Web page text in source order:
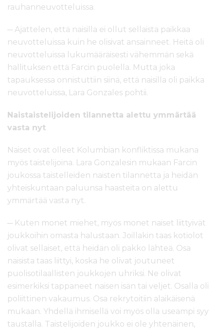
rauhanneuvotteluissa.
─ Ajattelen, että naisilla ei ollut sellaista paikkaa
neuvotteluissa kuin he olisivat ansainneet. Heitä oli
neuvotteluissa lukumääräisesti vähemmän sekä
hallituksen että Farcin puolella. Mutta joka
tapauksessa onnistuttiin siinä, että naisilla oli paikka
neuvotteluissa, Lara Gonzales pohtii.
Naistaistelijoiden tilannetta alettu ymmärtää
vasta nyt
Naiset ovat olleet Kolumbian konfliktissa mukana
myös taistelijoina. Lara Gonzalesin mukaan Farcin
joukossa taistelleiden naisten tilannetta ja heidän
yhteiskuntaan paluunsa haasteita on alettu
ymmärtää vasta nyt.
─ Kuten monet miehet, myös monet naiset liittyivät
joukkoihin omasta halustaan. Joillakin taas kotiolot
olivat sellaiset, että heidän oli pakko lähteä. Osa
naisista taas liittyi, koska he olivat joutuneet
puolisotilaallisten joukkojen uhriksi. Ne olivat
esimerkiksi tappaneet naisen isän tai veljet. Osalla oli
poliittinen vakaumus. Osa rekrytoitiin alaikäisenä
mukaan. Yhdellä ihmisellä voi myös olla useampi syy
taustalla. Taistelijoiden joukko ei ole yhtenäinen,